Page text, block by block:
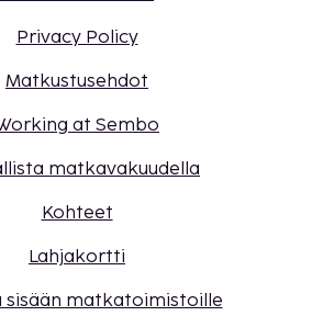
Privacy Policy
Matkustusehdot
at Sembo
matkavakuudella
Kohteet
Lahjakortti
sisään matkatoimistoille